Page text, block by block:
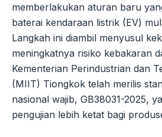
memberlakukan aturan baru
baterai kendaraan listrik (EV)
Langkah ini diambil menyusul
meningkatnya risiko kebakaran
Kementerian Perindustrian dan
(MIIT) Tiongkok telah merilis
nasional wajib, GB38031-2025,
pengujian lebih ketat bagi